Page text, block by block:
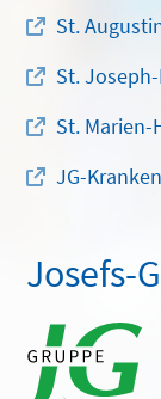
St.
St.
St.
JG-
Josefs-